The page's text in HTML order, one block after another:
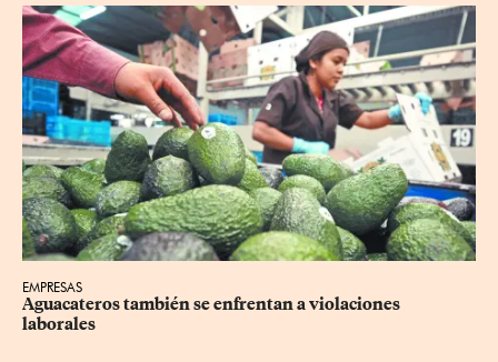
EMPRESAS
Aguacateros también se enfrentan a violaciones
laborales